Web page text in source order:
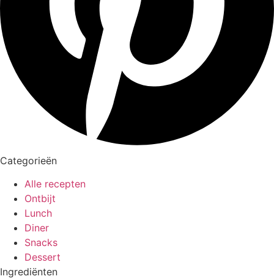
Categorieën
Alle recepten
Ontbijt
Lunch
Diner
Snacks
Dessert
Ingrediënten